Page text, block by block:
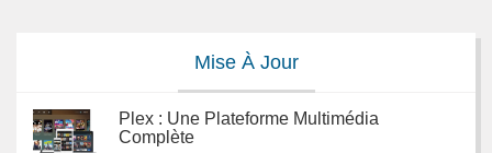
Mise À Jour
Plex : Une Plateforme Multimédia
Complète